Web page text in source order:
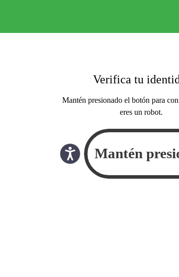
Verifica tu
Mantén presionado el botón para
eres un robot.